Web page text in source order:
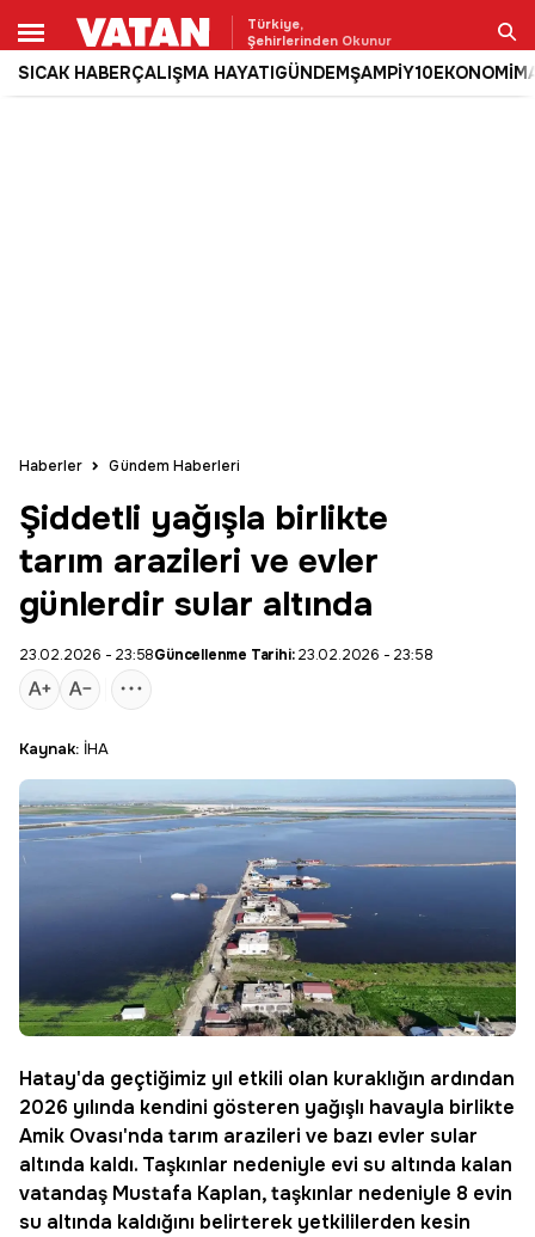
Türkiye,
Şehirlerinden Okunur
SICAK HABERÇALIŞMA HAYATIGÜNDEMŞAMPİY10EKONOMİ
Ara
Haberler Gündem Haberleri
Şiddetli yağışla birlikte
tarım arazileri ve evler
günlerdir sular altında
23.02.2026 - 23:58Güncellenme Tarihi:23.02.2026 - 23:58
Kaynak: İHA
Hatay'da geçtiğimiz yıl etkili olan kuraklığın ardından
2026 yılında kendini gösteren yağışlı havayla birlikte
Amik Ovası'nda tarım arazileri ve bazı evler sular
altında kaldı. Taşkınlar nedeniyle evi su altında kalan
vatandaş Mustafa Kaplan, taşkınlar nedeniyle 8 evin
su altında kaldığını belirterek yetkililerden kesin